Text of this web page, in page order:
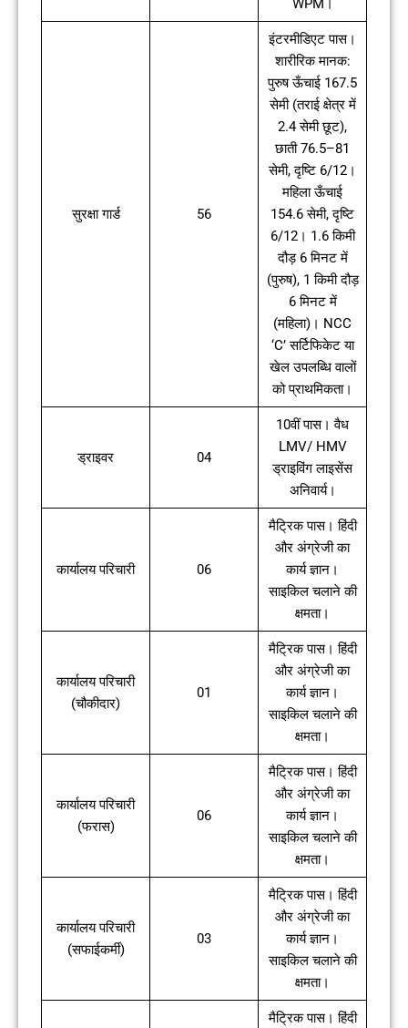
WPM।
सुरक्षा गार्ड 56
इंटरमीडिएट पास।
शारीरिक मानक:
पुरुष ऊँचाई 167.5
सेमी (तराई क्षेत्र में
2.4 सेमी छूट),
छाती 76.5–81
सेमी, दृष्टि 6/12।
महिला ऊँचाई
154.6 सेमी, दृष्टि
6/12। 1.6 किमी
दौड़ 6 मिनट में
(पुरुष), 1 किमी दौड़
6 मिनट में
(महिला)। NCC
‘C’ सर्टिफिकेट या
खेल उपलब्धि वालों
को प्राथमिकता।
ड्राइवर 04
10वीं पास। वैध
LMV/ HMV
ड्राइविंग लाइसेंस
अनिवार्य।
कार्यालय परिचारी 06
मैट्रिक पास। हिंदी
और अंग्रेजी का
कार्य ज्ञान।
साइकिल चलाने की
क्षमता।
कार्यालय परिचारी
(चौकीदार)
01
मैट्रिक पास। हिंदी
और अंग्रेजी का
कार्य ज्ञान।
साइकिल चलाने की
क्षमता।
कार्यालय परिचारी
(फरास)
06
मैट्रिक पास। हिंदी
और अंग्रेजी का
कार्य ज्ञान।
साइकिल चलाने की
क्षमता।
कार्यालय परिचारी
(सफाईकर्मी)
03
मैट्रिक पास। हिंदी
और अंग्रेजी का
कार्य ज्ञान।
साइकिल चलाने की
क्षमता।
मैट्रिक पास। हिंदी